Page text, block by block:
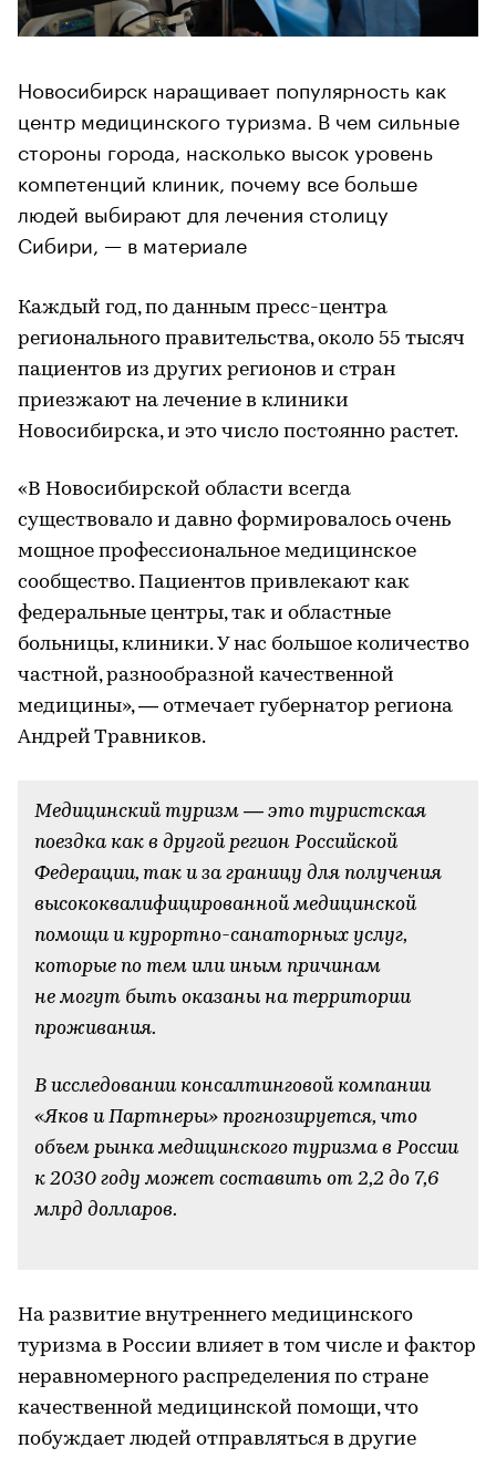
Новосибирск наращивает популярность как
центр медицинского туризма. В чем сильные
стороны города, насколько высок уровень
компетенций клиник, почему все больше
людей выбирают для лечения столицу
Сибири, — в материале
Каждый год, по данным пресс-центра
регионального правительства, около 55 тысяч
пациентов из других регионов и стран
приезжают на лечение в клиники
Новосибирска, и это число постоянно растет.
«В Новосибирской области всегда
существовало и давно формировалось очень
мощное профессиональное медицинское
сообщество. Пациентов привлекают как
федеральные центры, так и областные
больницы, клиники. У нас большое количество
частной, разнообразной качественной
медицины», — отмечает губернатор региона
Андрей Травников.
Медицинский туризм — это туристская
поездка как в другой регион Российской
Федерации, так и за границу для получения
высококвалифицированной медицинской
помощи и курортно-санаторных услуг,
которые по тем или иным причинам
не могут быть оказаны на территории
проживания.
В исследовании консалтинговой компании
«Яков и Партнеры» прогнозируется, что
объем рынка медицинского туризма в России
к 2030 году может составить от 2,2 до 7,6
млрд долларов.
На развитие внутреннего медицинского
туризма в России влияет в том числе и фактор
неравномерного распределения по стране
качественной медицинской помощи, что
побуждает людей отправляться в другие